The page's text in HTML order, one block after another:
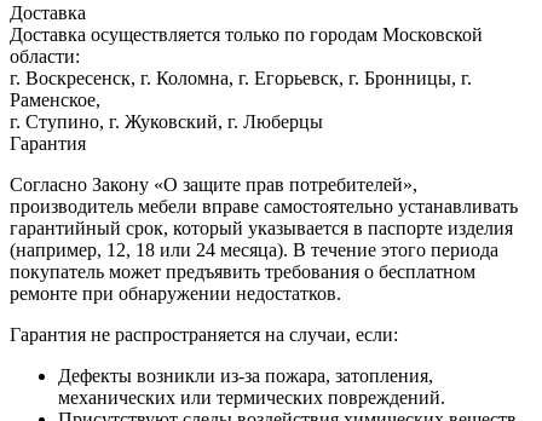
Доставка
Доставка осуществляется только по городам Московской
области:
г. Воскресенск, г. Коломна, г. Егорьевск, г. Бронницы, г.
Раменское,
г. Ступино, г. Жуковский, г. Люберцы
Гарантия
Согласно Закону «О защите прав потребителей»,
производитель мебели вправе самостоятельно устанавливать
гарантийный срок, который указывается в паспорте изделия
(например, 12, 18 или 24 месяца). В течение этого периода
покупатель может предъявить требования о бесплатном
ремонте при обнаружении недостатков.
Гарантия не распространяется на случаи, если:
Дефекты возникли из-за пожара, затопления,
механических или термических повреждений.